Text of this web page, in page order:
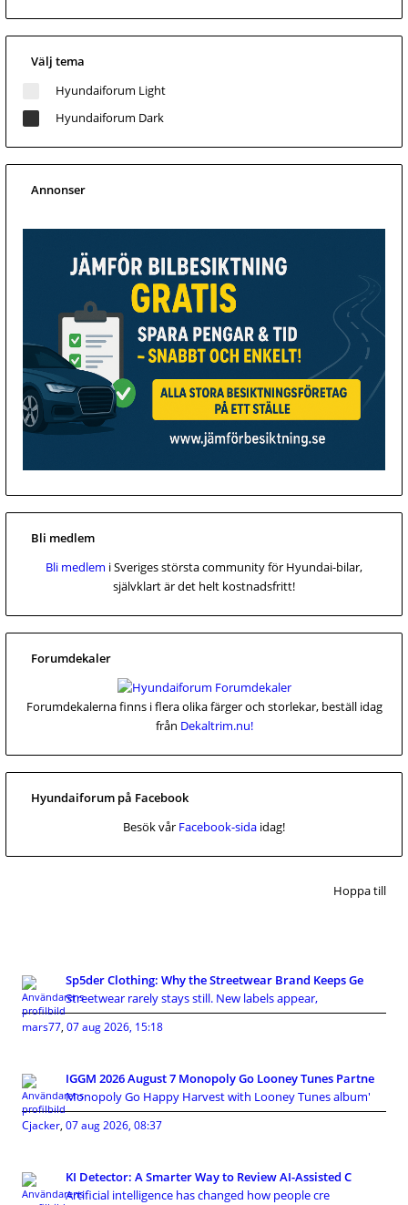
Välj tema
Hyundaiforum Light
Hyundaiforum Dark
Annonser
Bli medlem
Bli medlem i Sveriges största community för Hyundai-bilar,
självklart är det helt kostnadsfritt!
Forumdekaler
Forumdekalerna finns i flera olika färger och storlekar, beställ idag
från Dekaltrim.nu!
Hyundaiforum på Facebook
Besök vår Facebook-sida idag!
Hoppa till
Sp5der Clothing: Why the Streetwear Brand Keeps Ge
Streetwear rarely stays still. New labels appear,
mars77, 07 aug 2026, 15:18
IGGM 2026 August 7 Monopoly Go Looney Tunes Partne
Monopoly Go Happy Harvest with Looney Tunes album'
Cjacker, 07 aug 2026, 08:37
KI Detector: A Smarter Way to Review AI-Assisted C
Artificial intelligence has changed how people cre